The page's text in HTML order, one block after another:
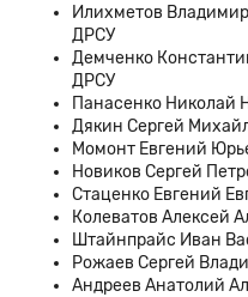
Илихметов
ДРСУ
Демченко
ДРСУ
Панасенко Николай
Дякин Сергей
Момонт Евгений
Новиков Сергей
Стаценко Евгений
Колеватов Алексей
Штайнпрайс Иван
Рожаев Сергей
Андреев Анатолий